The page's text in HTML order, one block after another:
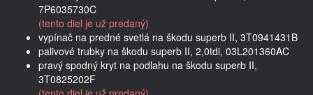
7P6035730C
(tento diel je už predaný)
vypínač na predné svetlá na škodu superb II, 3T0941431B
palivové trubky na škodu superb II, 2,0tdi, 03L201360AC
pravý spodný kryt na podlahu na škodu superb II,
3T0825202F